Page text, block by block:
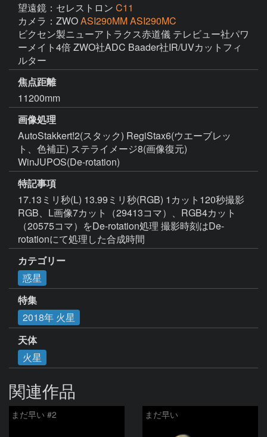
望遠鏡：セレストロン C11
カメラ：ZWOASI290MM ASI290MC
ビクセン製ニューアトラクス赤道儀 テレビュー社パワ
ーメイト4倍 ZWO社ADC Baader社IR/UVカットフィ
ルター
焦点距離
11200mm
画像処理
AutoStakkert!2(スタック) RegiStax6(ウエーブレッ
ト、色補正) ステライメージ8(画像復元)
WinJUPOS(De-rotation)
特記事項
17.13ミリ秒(L) 13.99ミリ秒(RGB) 1カット120秒撮影
RGB、L画像7カット（29413コマ）、RGB4カット
（20575コマ）をDe-rotation処理 撮影時刻はDe-
rotationにて処理した合成時間
カテゴリー
惑星
特集
2018年 火星
天体
火星
関連作品
まだ早い #2 まだ早い